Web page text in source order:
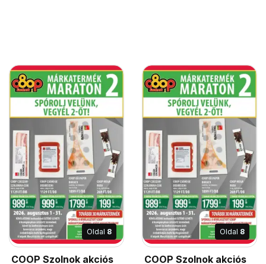
Oldal 8
COOP Szolnok akciós
Oldal 8
COOP Szolnok akciós